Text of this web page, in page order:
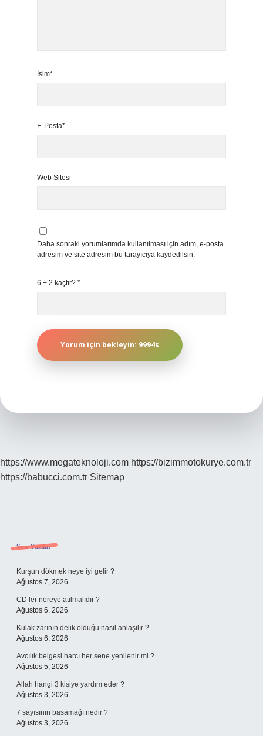
İsim*
E-Posta*
Web Sitesi
Daha sonraki yorumlarımda kullanılması için adım, e-posta
adresim ve site adresim bu tarayıcıya kaydedilsin.
6 + 2 kaçtır? *
https://www.megateknoloji.com https://bizimmotokurye.com.tr
https://babucci.com.tr Sitemap
Sidebar
Son Yazılar
Kurşun dökmek neye iyi gelir ?
Ağustos 7, 2026
CD’ler nereye atılmalıdır ?
Ağustos 6, 2026
Kulak zarının delik olduğu nasıl anlaşılır ?
Ağustos 6, 2026
Avcılık belgesi harcı her sene yenilenir mi ?
Ağustos 5, 2026
Allah hangi 3 kişiye yardım eder ?
Ağustos 3, 2026
7 sayısının basamağı nedir ?
Ağustos 3, 2026